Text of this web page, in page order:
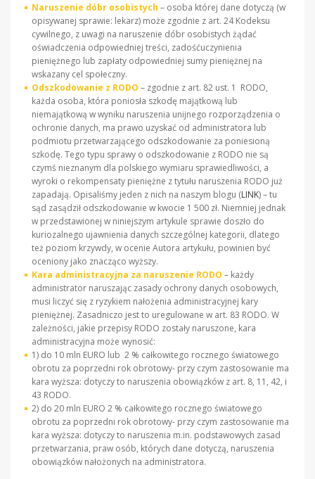
Naruszenie dóbr osobistych – osoba której dane dotyczą (w
opisywanej sprawie: lekarz) może zgodnie z art. 24 Kodeksu
cywilnego, z uwagi na naruszenie dóbr osobistych żądać
oświadczenia odpowiedniej treści, zadośćuczynienia
pieniężnego lub zapłaty odpowiedniej sumy pieniężnej na
wskazany cel społeczny.
Odszkodowanie z RODO – zgodnie z art. 82 ust. 1 RODO,
każda osoba, która poniosła szkodę majątkową lub
niemajątkową w wyniku naruszenia unijnego rozporządzenia o
ochronie danych, ma prawo uzyskać od administratora lub
podmiotu przetwarzającego odszkodowanie za poniesioną
szkodę. Tego typu sprawy o odszkodowanie z RODO nie są
czymś nieznanym dla polskiego wymiaru sprawiedliwości, a
wyroki o rekompensaty pieniężne z tytułu naruszenia RODO już
zapadają. Opisaliśmy jeden z nich na naszym blogu (LINK) – tu
sąd zasądził odszkodowanie w kwocie 1 500 zł. Niemniej jednak
w przedstawionej w niniejszym artykule sprawie doszło do
kuriozalnego ujawnienia danych szczególnej kategorii, dlatego
też poziom krzywdy, w ocenie Autora artykułu, powinien być
oceniony jako znacząco wyższy.
Kara administracyjna za naruszenie RODO – każdy
administrator naruszając zasady ochrony danych osobowych,
musi liczyć się z ryzykiem nałożenia administracyjnej kary
pieniężnej. Zasadniczo jest to uregulowane w art. 83 RODO. W
zależności, jakie przepisy RODO zostały naruszone, kara
administracyjna może wynosić:
1) do 10 mln EURO lub 2 % całkowitego rocznego światowego
obrotu za poprzedni rok obrotowy- przy czym zastosowanie ma
kara wyższa: dotyczy to naruszenia obowiązków z art. 8, 11, 42, i
43 RODO.
2) do 20 mln EURO 2 % całkowitego rocznego światowego
obrotu za poprzedni rok obrotowy- przy czym zastosowanie ma
kara wyższa: dotyczy to naruszenia m.in. podstawowych zasad
przetwarzania, praw osób, których dane dotyczą, naruszenia
obowiązków nałożonych na administratora.